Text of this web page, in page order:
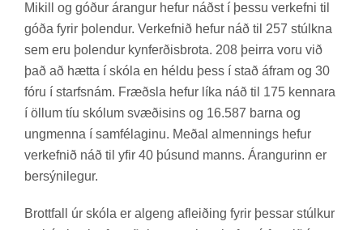
Mik­ill og góð­ur ár­ang­ur hef­ur náðst í þessu verk­efni til
góða fyr­ir þo­lend­ur. Verk­efn­ið hef­ur náð til 257 stúlkna
sem eru þo­lend­ur kyn­ferð­is­brota. 208 þeirra voru við
það að hætta í skóla en héldu þess í stað áfram og 30
fóru í starfs­nám. Fræðsla hef­ur líka náð til 175 kenn­ara
í öll­um tíu skól­um svæð­is­ins og 16.587 barna og
ung­menna í sam­fé­lag­inu. Með­al al­menn­ings hef­ur
verk­efn­ið náð til yfir 40 þús­und manns. Ár­ang­ur­inn er
ber­sýni­leg­ur.
Brott­fall úr skóla er al­geng af­leið­ing fyr­ir þess­ar stúlk­ur